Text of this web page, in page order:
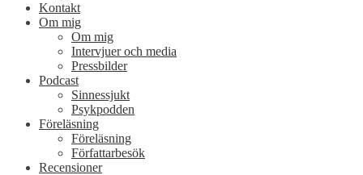
Kontakt
Om mig
Om mig
Intervjuer och media
Pressbilder
Podcast
Sinnessjukt
Psykpodden
Föreläsning
Föreläsning
Författarbesök
Recensioner